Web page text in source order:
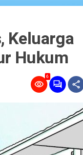
Keluarga
Hukum
6